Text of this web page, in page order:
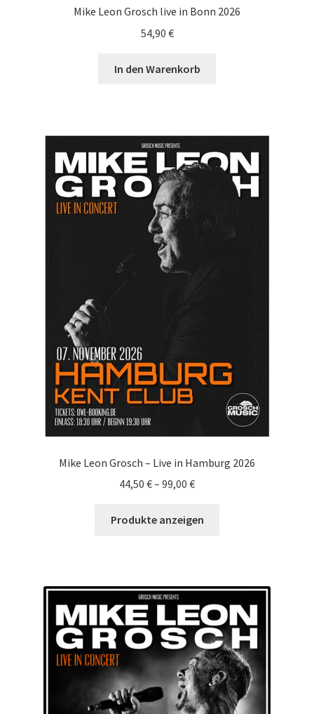
Mike Leon Grosch live in Bonn 2026
54,90 €
In den Warenkorb
Mike Leon Grosch – Live in Hamburg 2026
44,50 €– 99,00 €
Produkte anzeigen